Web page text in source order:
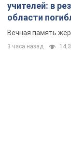
учителей: в
области
муж и внук
Вечная память
3 часа назад